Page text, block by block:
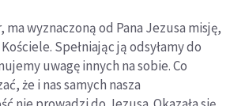
ma wyznaczoną od Pana Jezusa misję,
Spełniając ją odsyłamy do
uwagę innych na sobie. Co
że i nas samych nasza